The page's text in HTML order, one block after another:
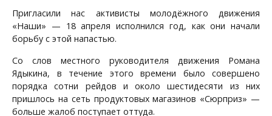
Пригласили нас активисты молодёжного движения
«Наши» — 18 апреля исполнился год, как они начали
борьбу с этой напастью.
Со слов местного руководителя движения Романа
Ядыкина, в течение этого времени было совершено
порядка сотни рейдов и около шестидесяти из них
пришлось на сеть продуктовых магазинов «Сюрприз» —
больше жалоб поступает оттуда.